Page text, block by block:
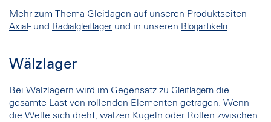
Mehr zum Thema Gleitlagen auf unseren Produktseiten
Axial - und Radialgleitlager und in unseren Blogartikeln
Wälzlager
Bei Wälzlagern wird im Gegensatz zu Gleitlagern die
gesamte Last von rollenden Elementen getragen. Wenn
die Welle sich dreht, wälzen Kugeln oder Rollen zwischen